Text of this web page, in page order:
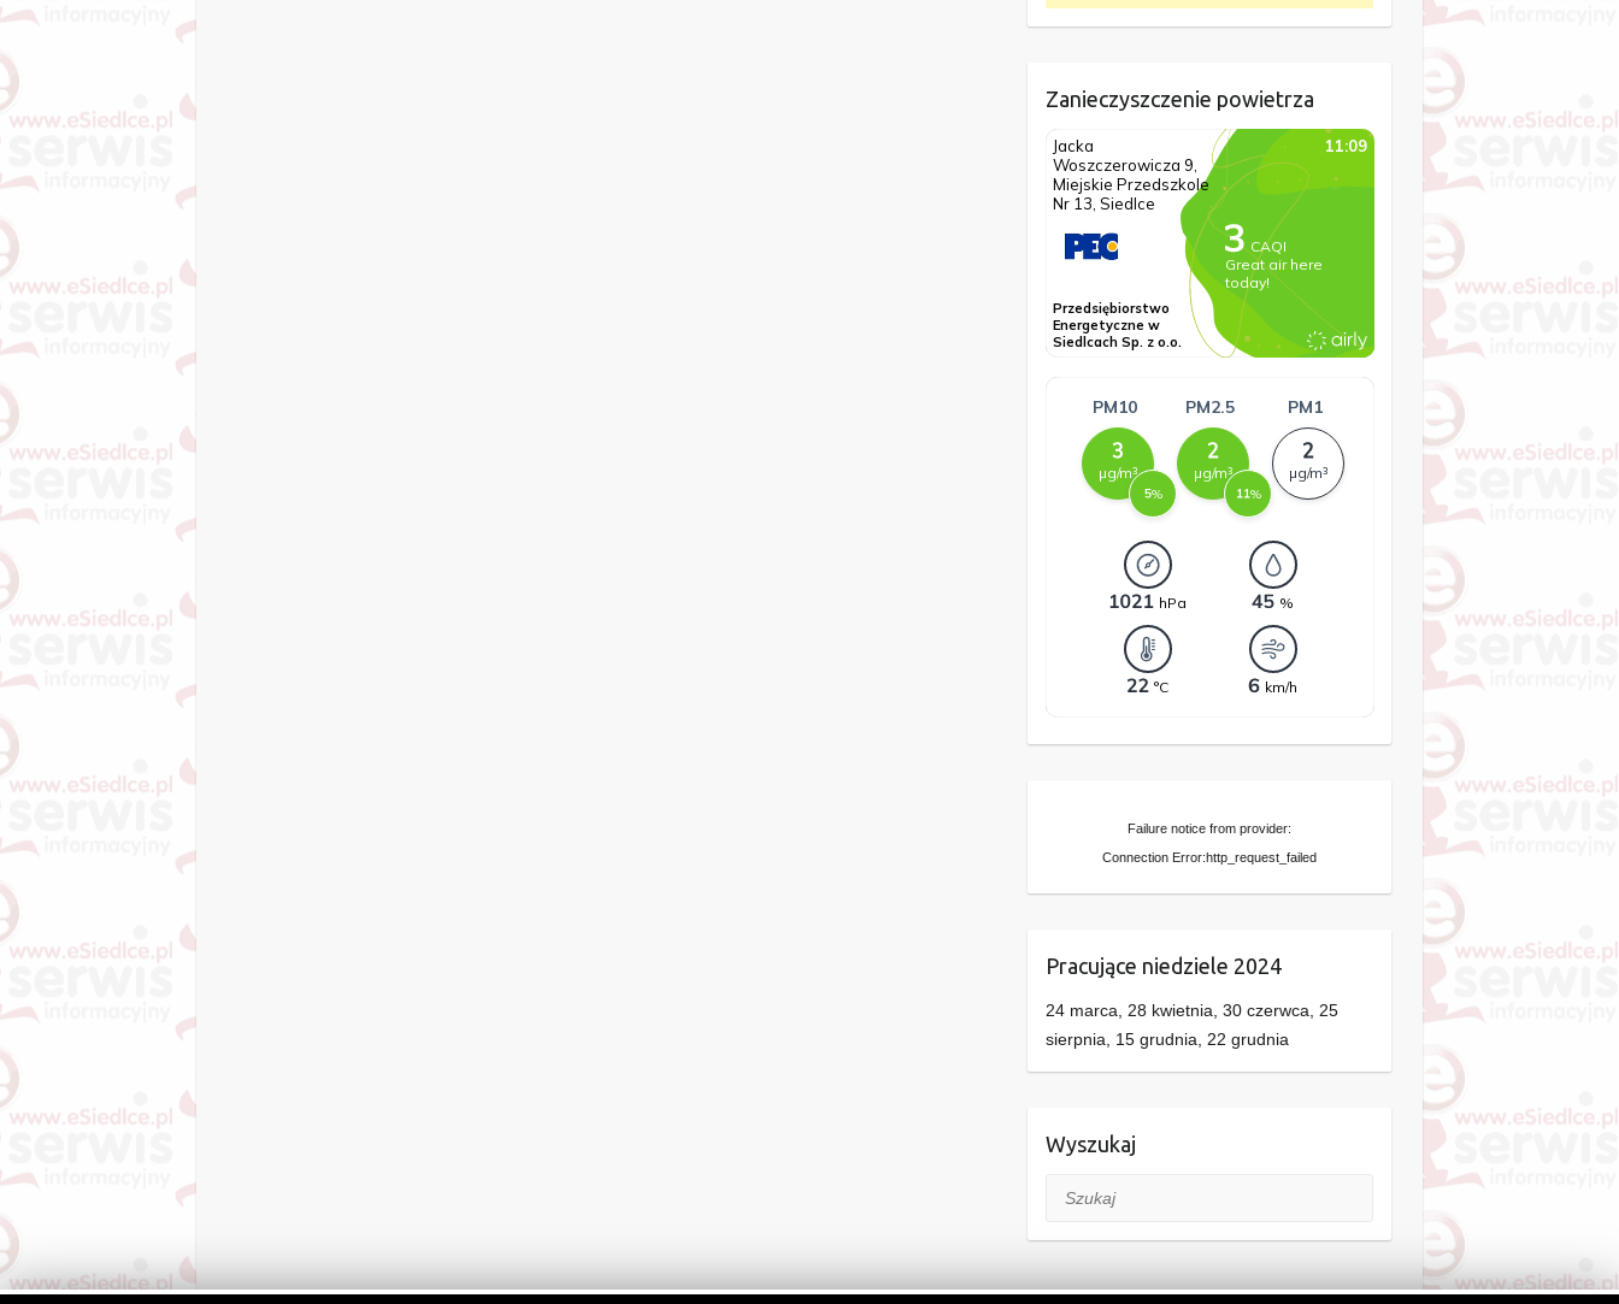
Zanieczyszczenie powietrza
Failure notice from provider:
Connection Error:http_request_failed
Pracujące niedziele 2024
24 marca, 28 kwietnia, 30 czerwca, 25
sierpnia, 15 grudnia, 22 grudnia
Wyszukaj
Szukaj